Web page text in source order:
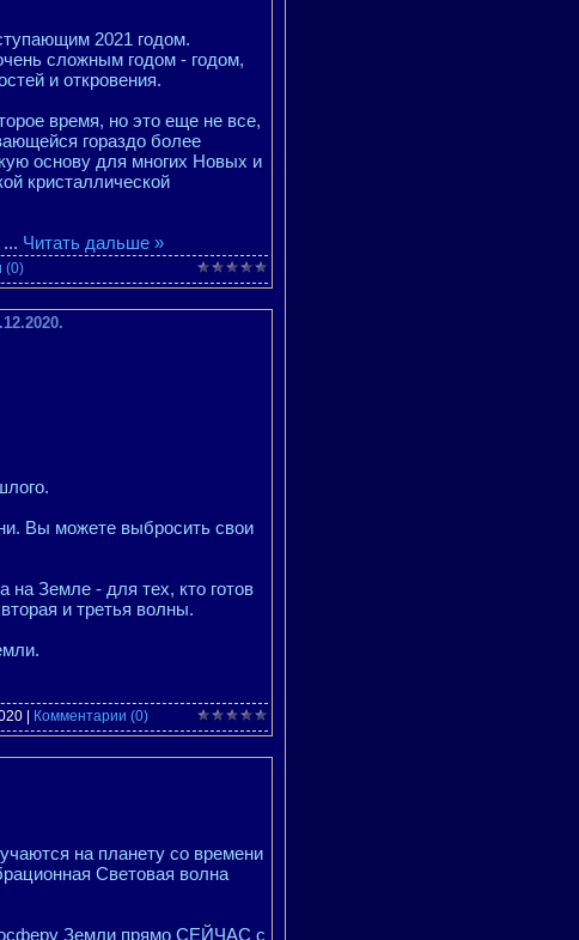
2021 годом.
сложным годом - годом,
и откровения.
время, но это еще не все,
гораздо более
основу для многих Новых и
кристаллической
... Читать дальше »
(0)
Вы можете выбросить свои
на Земле - для тех, кто готов
и третья волны.
Комментарии (0)
на планету со времени
Световая волна
Земли прямо СЕЙЧАС с